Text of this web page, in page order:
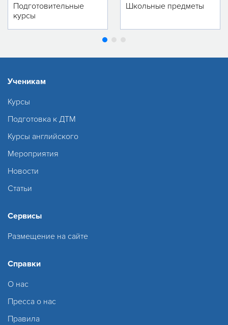
Подготовительные
курсы
Школьные предметы
Ученикам
Курсы
Подготовка к ДТМ
Курсы английского
Мероприятия
Новости
Статьи
Сервисы
Размещение на сайте
Справки
О нас
Пресса о нас
Правила